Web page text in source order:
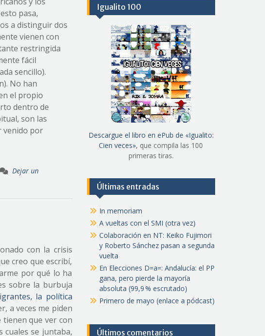
pasa,
a distinguir dos
vienen con
restringida
fácil
sencillo).
No han
el propio
dentro de
son las
venido por
Dejar un
con la crisis
creo que escribí,
por qué lo ha
sobre la burbuja
la política
a veces me piden
tienen que ver con
cuales se juntaba,
Igualito 100
Descargue el libro en ePub de «Igualito:
Cien veces», que compila las 100
primeras tiras.
Últimas entradas
In memoriam
A vueltas con el SMI (otra vez)
Colaboración en NT: Keiko Fujimori
y Roberto Sánchez pasan a segunda
vuelta
En Elecciones D=a=: Andalucía: el PP
gana, pero pierde la mayoría
absoluta (99,9 % escrutado)
Primero de mayo (enlace a pódcast)
Últimos comentarios